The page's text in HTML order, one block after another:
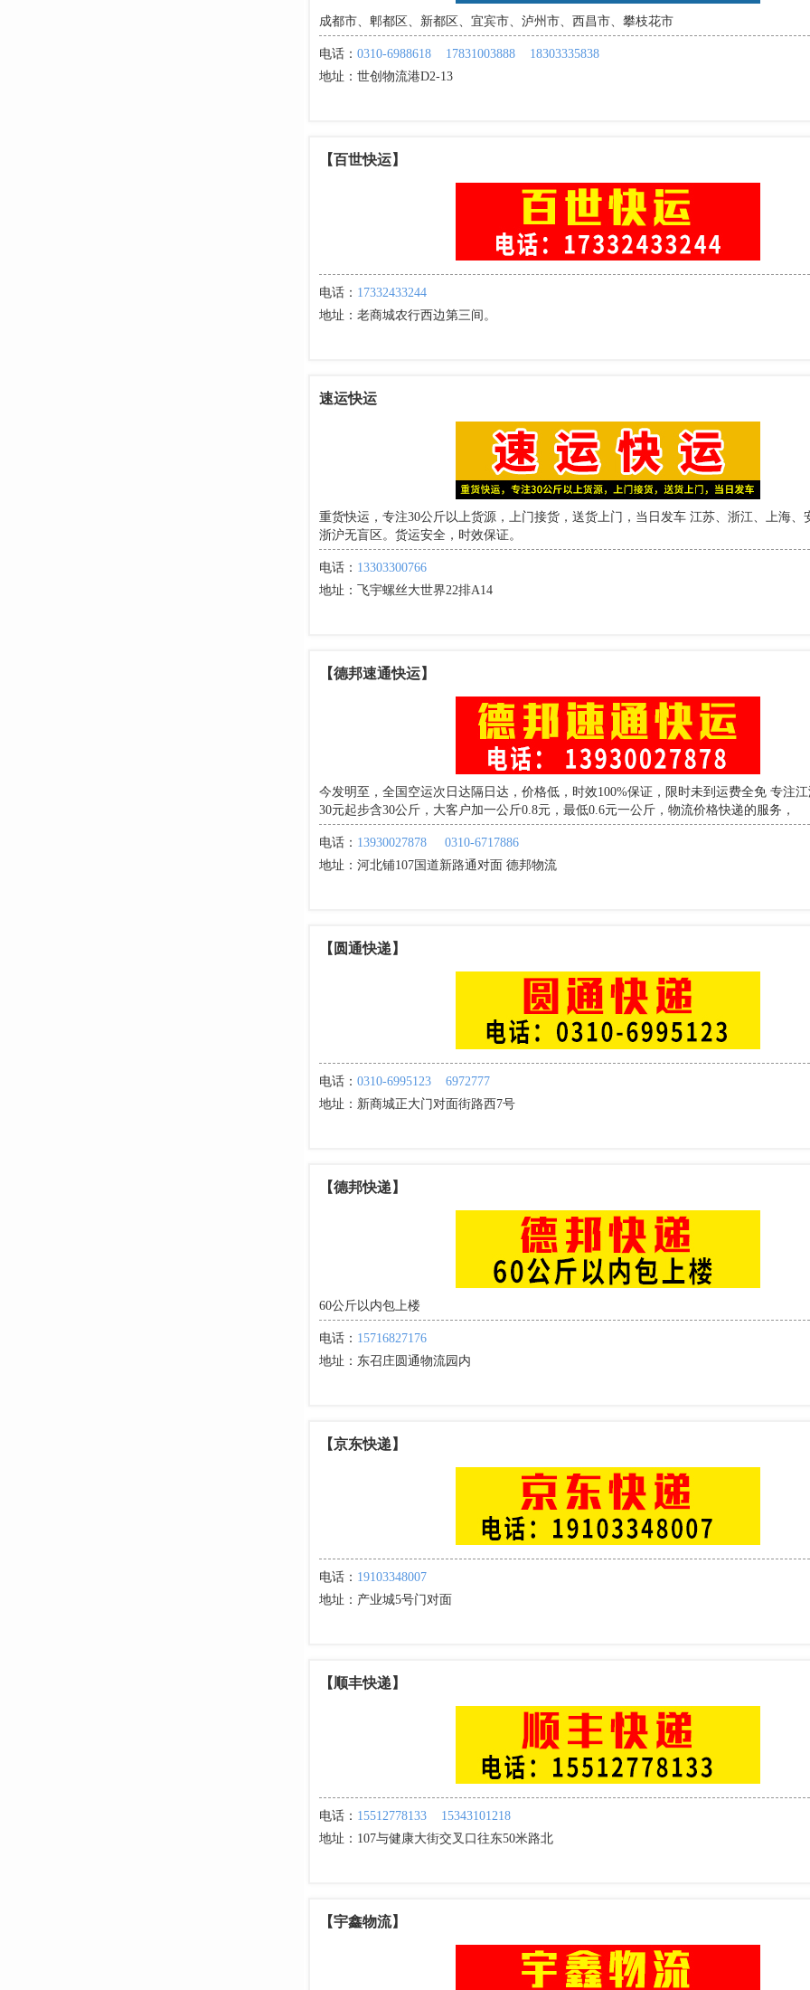
成都市、郫都区、新都区、宜宾市、泸州市、西昌市、攀枝花市
电话： 0310-6988618 17831003888
18303335838
地址： 世创物流港D2-13
【百世快运】
电话： 17332433244
地址： 老商城农行西边第三间。
速运快运
重货快运，专注30公斤以上货源，上门接货，送货上门，当日发车 江苏、浙江、上海、
浙沪无盲区。货运安全，时效保证。
电话： 13303300766
地址：
飞宇螺丝大世界22排A14
【德邦速通快运】
今发明至，全国空运次日达隔日达，价格低，时效100%保证，限时未到运费全免 专注
30元起步含30公斤，大客户加一公斤0.8元，最低0.6元一公斤，物流价格快递的服务，
电话： 13930027878
0310-6717886
地址： 河北铺107国道新路通对面 德邦物流
【圆通快递】
电话： 0310-6995123
6972777
地址： 新商城正大门对面街路西7号
【德邦快递】
60公斤以内包上楼
电话： 15716827176
地址： 东召庄圆通物流园内
【京东快递】
电话： 19103348007
地址： 产业城5号门对面
【顺丰快递】
电话： 15512778133
15343101218
地址： 107与健康大街交叉口往东50米路北
【宇鑫物流】